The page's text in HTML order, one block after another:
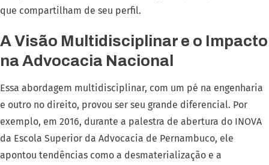
que compartilham de seu perfil.
A Visão Multidisciplinar e o Impacto
na Advocacia Nacional
Essa abordagem multidisciplinar, com um pé na engenharia
e outro no direito, provou ser seu grande diferencial. Por
exemplo, em 2016, durante a palestra de abertura do INOVA
da Escola Superior da Advocacia de Pernambuco, ele
apontou tendências como a desmaterialização e a